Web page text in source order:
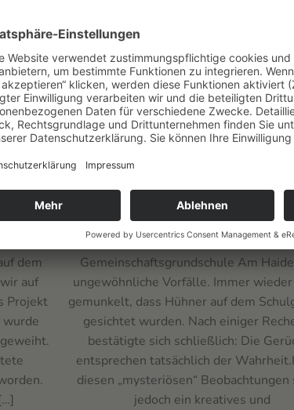
Unsere News
Aktuelles
in
dem
auf
Projekt
Hühner am Haiderbach
Seit März ereignen sich an der
Gemeinschaftsgrundschule Am
ungewöhnliche Vorfälle. Immer
gemunkelt, dass Hühner auf dem
gesichtet wurden. Nach einiger
bestätigte sich schließlich: Die
entsprechen tatsächlich der
diesen „mysteriösen“
jedoch ein kreatives und